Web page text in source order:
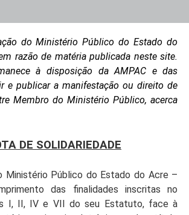
do Ministério Público do Estado do
razão de matéria publicada neste site.
à disposição da AMPAC e das
e publicar a manifestação ou direito de
Membro do Ministério Público, acerca
DE SOLIDARIEDADE
Ministério Público do Estado do Acre –
das finalidades inscritas no
I, II, IV e VII do seu Estatuto, face à